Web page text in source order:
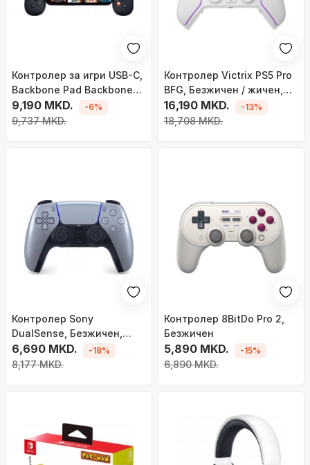
Контролер за игри USB-C,
Backbone Pad Backbone
One, компатибилен со
Android и iPhone 15 (Xbox)
9,190 MKD.
9,737 MKD.
-6%
Контролер Victrix PS5 Pro
BFG, Безжичен / жичен,
бело
16,190 MKD.
18,708 MKD.
-13%
Контролер Sony
DualSense, Безжичен,
сребрен
6,690 MKD.
8,177 MKD.
-18%
Контролер 8BitDo Pro 2,
Безжичен
5,890 MKD.
6,890 MKD.
-15%